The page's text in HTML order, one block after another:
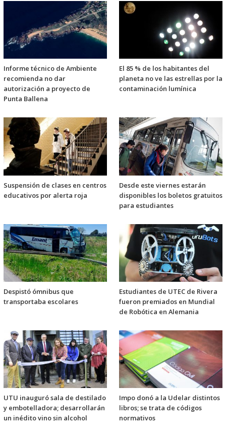
Informe técnico de Ambiente
recomienda no dar
autorización a proyecto de
Punta Ballena
El 85 % de los habitantes del
planeta no ve las estrellas por la
contaminación lumínica
Suspensión de clases en centros
educativos por alerta roja
Desde este viernes estarán
disponibles los boletos gratuitos
para estudiantes
Despistó ómnibus que
transportaba escolares
Estudiantes de UTEC de Rivera
fueron premiados en Mundial
de Robótica en Alemania
UTU inauguró sala de destilado
y embotelladora; desarrollarán
un inédito vino sin alcohol
Impo donó a la Udelar distintos
libros; se trata de códigos
normativos